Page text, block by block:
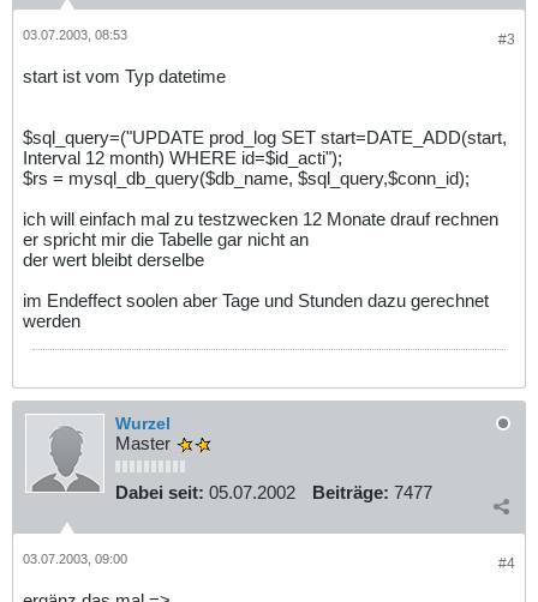
#3
03.07.2003, 08:53
start ist vom Typ datetime
$sql_query=("UPDATE prod_log SET start=DATE_ADD(start,
Interval 12 month) WHERE id=$id_acti");
$rs = mysql_db_query($db_name, $sql_query,$conn_id);
ich will einfach mal zu testzwecken 12 Monate drauf rechnen
er spricht mir die Tabelle gar nicht an
der wert bleibt derselbe
im Endeffect soolen aber Tage und Stunden dazu gerechnet
werden
Wurzel
Master
Dabei seit: 05.07.2002 Beiträge: 7477
#4
03.07.2003, 09:00